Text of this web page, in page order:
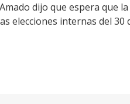
dijo que espera que
elecciones internas del